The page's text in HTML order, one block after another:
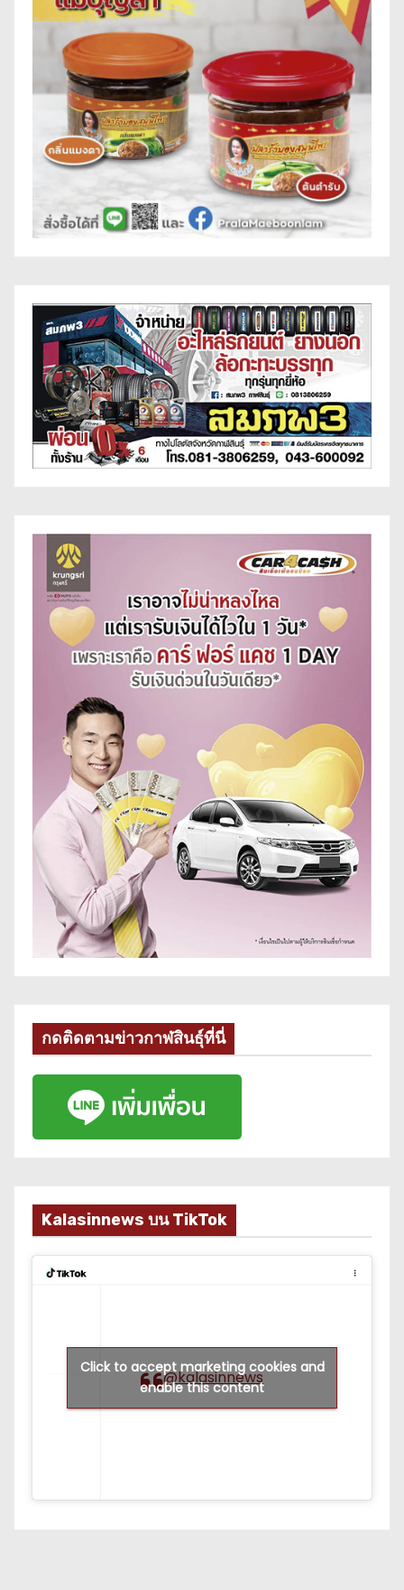
กดติดตามข่าวกาฬสินธุ์ที่นี่
Kalasinnews บน TikTok
@kalasinnews
Click to accept marketing cookies and
enable this content